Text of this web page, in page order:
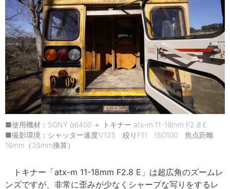
■使用機材：SONY α6400 ＋ トキナー atx-m 11-18mm F2.8 E
■撮影環境：シャッター速度1/125 絞りF11 ISO100 焦点距離
16mm（35mm換算）
トキナー「atx-m 11-18mm F2.8 E」は超広角のズームレ
ンズですが、非常に歪みが少なくシャープな写りをするレ